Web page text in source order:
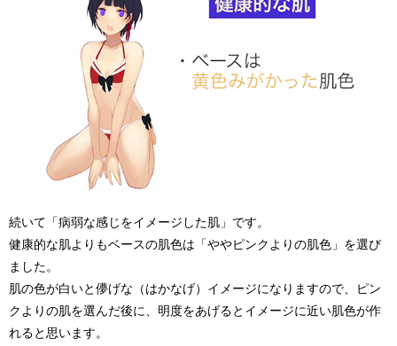
続いて「病弱な感じをイメージした肌」です。
健康的な肌よりもベースの肌色は「ややピンクよりの肌色」を選び
ました。
肌の色が白いと儚げな（はかなげ）イメージになりますので、ピン
クよりの肌を選んだ後に、明度をあげるとイメージに近い肌色が作
れると思います。